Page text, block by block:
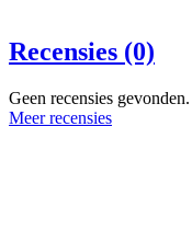
Recensies (0)
Geen recensies gevonden.
Meer recensies